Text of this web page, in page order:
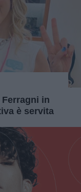
in
è servita